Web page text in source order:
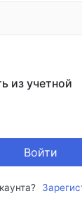
из учетной
Войти